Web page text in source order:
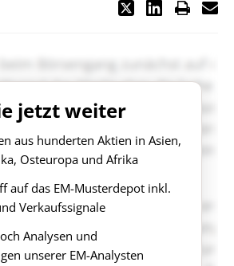
jetzt weiter
aus hunderten Aktien in Asien,
Osteuropa und Afrika
auf das EM-Musterdepot inkl.
Verkaufssignale
Analysen und
unserer EM-Analysten